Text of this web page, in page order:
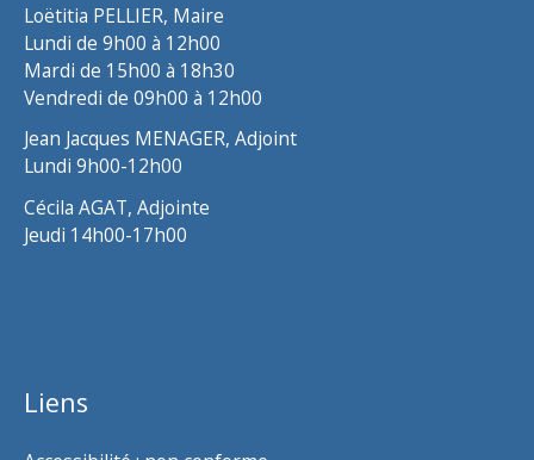
Loëtitia PELLIER, Maire
Lundi de 9h00 à 12h00
Mardi de 15h00 à 18h30
Vendredi de 09h00 à 12h00
Jean Jacques MENAGER, Adjoint
Lundi 9h00-12h00
Cécila AGAT, Adjointe
Jeudi 14h00-17h00
Liens